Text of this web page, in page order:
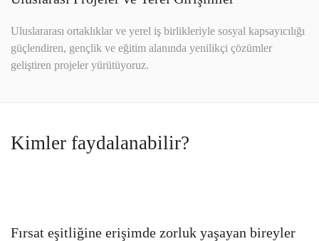
Uluslararası ortaklıklar ve yerel iş birlikleriyle sosyal kapsayıcılığı
güçlendiren, gençlik ve eğitim alanında yenilikçi çözümler
geliştiren projeler yürütüyoruz.
Kimler faydalanabilir?
Fırsat eşitliğine erişimde zorluk yaşayan bireyler